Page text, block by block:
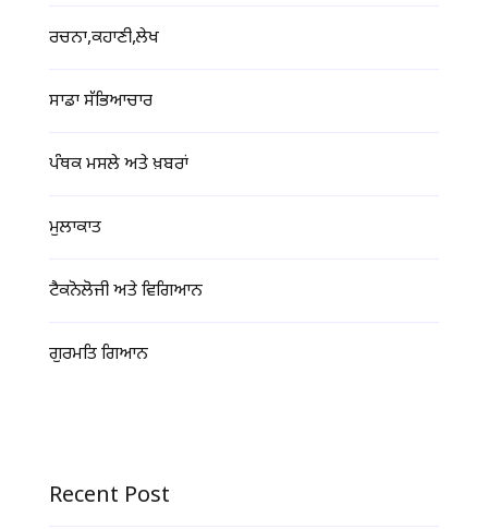
ਰਚਨਾ,ਕਹਾਣੀ,ਲੇਖ
ਸਾਡਾ ਸੱਭਿਆਚਾਰ
ਪੰਥਕ ਮਸਲੇ ਅਤੇ ਖ਼ਬਰਾਂ
ਮੁਲਾਕਾਤ
ਟੈਕਨੋਲੋਜੀ ਅਤੇ ਵਿਗਿਆਨ
ਗੁਰਮਤਿ ਗਿਆਨ
Recent Post